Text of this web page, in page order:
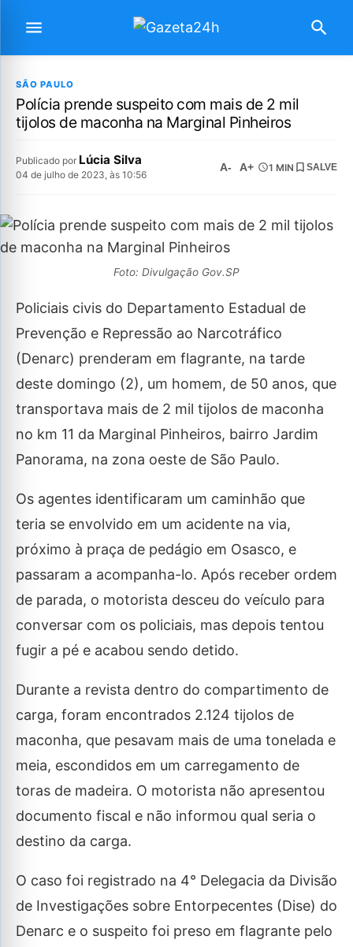
SÃO PAULO
Polícia prende suspeito com mais de 2 mil
tijolos de maconha na Marginal Pinheiros
Publicado por Lúcia Silva
04 de julho de 2023, às 10:56
A- A+ 1 MIN SALVE
Foto: Divulgação Gov.SP
Policiais civis do Departamento Estadual de
Prevenção e Repressão ao Narcotráfico
(Denarc) prenderam em flagrante, na tarde
deste domingo (2), um homem, de 50 anos, que
transportava mais de 2 mil tijolos de maconha
no km 11 da Marginal Pinheiros, bairro Jardim
Panorama, na zona oeste de São Paulo.
Os agentes identificaram um caminhão que
teria se envolvido em um acidente na via,
próximo à praça de pedágio em Osasco, e
passaram a acompanha-lo. Após receber ordem
de parada, o motorista desceu do veículo para
conversar com os policiais, mas depois tentou
fugir a pé e acabou sendo detido.
Durante a revista dentro do compartimento de
carga, foram encontrados 2.124 tijolos de
maconha, que pesavam mais de uma tonelada e
meia, escondidos em um carregamento de
toras de madeira. O motorista não apresentou
documento fiscal e não informou qual seria o
destino da carga.
O caso foi registrado na 4° Delegacia da Divisão
de Investigações sobre Entorpecentes (Dise) do
Denarc e o suspeito foi preso em flagrante pelo